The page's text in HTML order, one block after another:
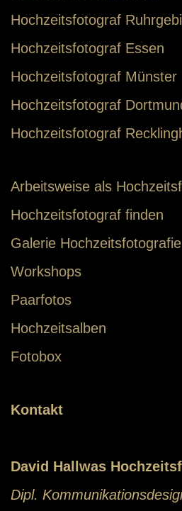
Hochzeitsfotograf
Hochzeitsfotograf Essen
Hochzeitsfotograf Münster
Hochzeitsfotograf
Hochzeitsfotograf
Arbeitsweise als
Hochzeitsfotograf finden
Galerie Hochzeitsfotografie
Workshops
Paarfotos
Hochzeitsalben
Fotobox
Kontakt
David Hallwas
Dipl.